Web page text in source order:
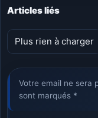
Articles liés
Plus rien à charger
Votre email ne sera
sont marqués *